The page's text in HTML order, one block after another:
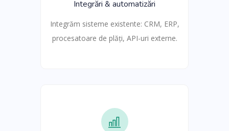
Integrări & automatizări
Integrăm sisteme existente: CRM, ERP,
procesatoare de plăți, API-uri externe.